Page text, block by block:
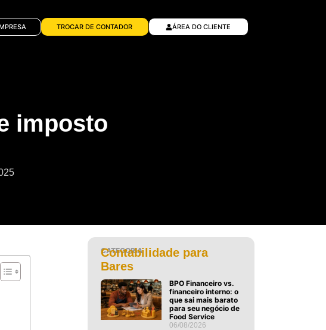
TROCAR DE CONTADOR ÁREA DO CLIENTE
imposto
CATEGORIA
Contabilidade para
Bares
BPO Financeiro vs.
financeiro interno: o
que sai mais barato
para seu negócio de
Food Service
06/08/2026